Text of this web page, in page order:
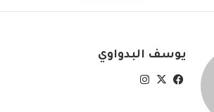
يوسف البدواوي
فيسبوك
‫X